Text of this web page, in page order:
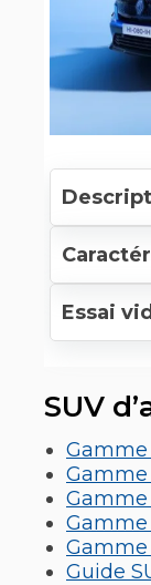
Essai
SUV
Gamme
Gamme
Gamme
Gamme
Gamme
Guide